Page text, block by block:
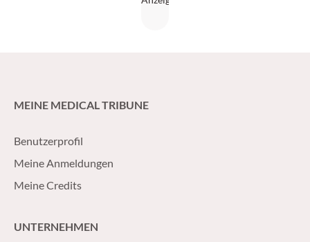
MEINE MEDICAL TRIBUNE
Benutzerprofil
Meine Anmeldungen
Meine Credits
UNTERNEHMEN